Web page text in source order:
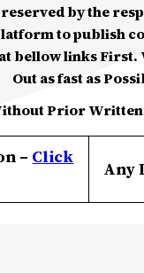
by the
to publish
bellow links First.
Out as fast as
Prior
– Click
Any